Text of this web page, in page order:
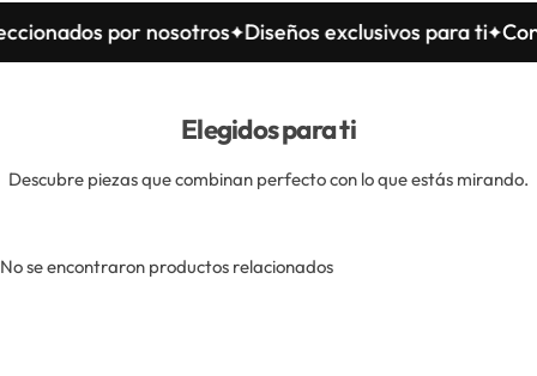
por nosotros Diseños exclusivos para ti
Elegidos para ti
Descubre piezas que combinan perfecto con lo que estás mirando.
No se encontraron productos relacionados